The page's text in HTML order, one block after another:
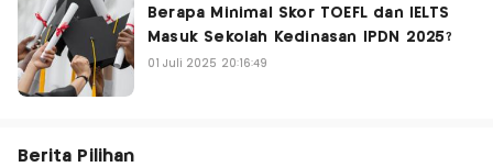
Berapa Minimal Skor TOEFL dan IELTS
Masuk Sekolah Kedinasan IPDN 2025?
01 Juli 2025 20:16:49
Berita Pilihan